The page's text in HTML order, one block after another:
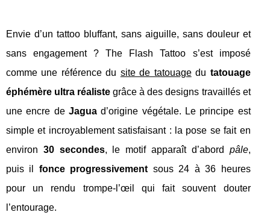
Envie d’un tattoo bluffant, sans aiguille, sans douleur et
sans engagement ? The Flash Tattoo s’est imposé
comme une référence du site de tatouagedu tatouage
éphémère ultra réaliste grâce à des designs travaillés et
une encre de Jaguad’origine végétale. Le principe est
simple et incroyablement satisfaisant : la pose se fait en
environ 30 secondes, le motif apparaît d’abord pâle,
puis il fonce progressivement sous 24 à 36 heures
pour un rendu trompe-l’œil qui fait souvent douter
l’entourage.